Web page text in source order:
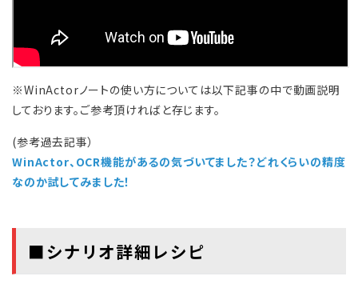
※WinActorノートの使い方については以下記事の中で動画説明
しております。ご参考頂ければと存じます。
(参考過去記事）
WinActor、OCR機能があるの気づいてました？どれくらいの精度
なのか試してみました！
■シナリオ詳細レシピ